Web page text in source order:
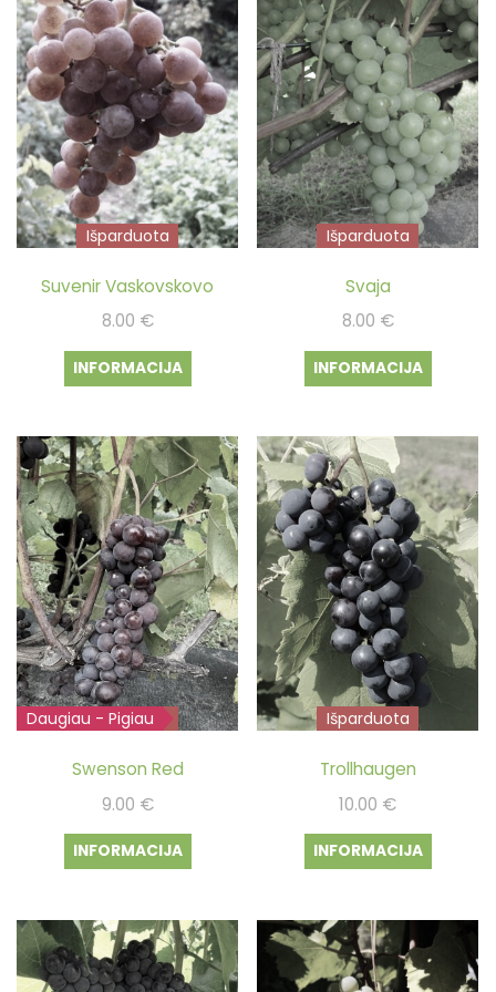
Išparduota
Suvenir Vaskovskovo
8.00 €
INFORMACIJA
Išparduota
Svaja
8.00 €
INFORMACIJA
Išparduota
Daugiau - Pigiau
Swenson Red
9.00 €
INFORMACIJA
Išparduota
Trollhaugen
10.00 €
INFORMACIJA